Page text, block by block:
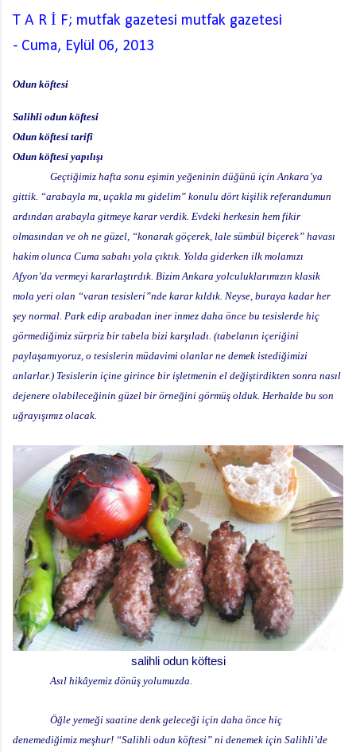
T A R İ F; mutfak gazetesi mutfak gazetesi
- Cuma, Eylül 06, 2013
Odun köftesi
Salihli odun köftesi
Odun köftesi tarifi
Odun köftesi yapılışı
Geçtiğimiz hafta sonu eşimin yeğeninin düğünü için Ankara’ya
gittik. “arabayla mı, uçakla mı gidelim” konulu dört kişilik referandumun
ardından arabayla gitmeye karar verdik. Evdeki herkesin hem fikir
olmasından ve oh ne güzel, “konarak göçerek, lale sümbül biçerek” havası
hakim olunca Cuma sabahı yola çıktık. Yolda giderken ilk molamızı
Afyon’da vermeyi kararlaştırdık. Bizim Ankara yolculuklarımızın klasik
mola yeri olan “varan tesisleri”nde karar kıldık. Neyse, buraya kadar her
şey normal. Park edip arabadan iner inmez daha önce bu tesislerde hiç
görmediğimiz sürpriz bir tabela bizi karşıladı. (tabelanın içeriğini
paylaşamıyoruz, o tesislerin müdavimi olanlar ne demek istediğimizi
anlarlar.) Tesislerin içine girince bir işletmenin el değiştirdikten sonra nasıl
dejenere olabileceğinin güzel bir örneğini görmüş olduk. Herhalde bu son
uğrayışımız olacak.
salihli odun köftesi
Asıl hikâyemiz dönüş yolumuzda.
Öğle yemeği saatine denk geleceği için daha önce hiç
denemediğimiz meşhur! “Salihli odun köftesi” ni denemek için Salihli’de